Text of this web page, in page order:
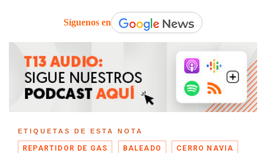
Síguenos en
ETIQUETAS DE ESTA NOTA
REPARTIDOR DE GAS BALEADO CERRO NAVIA